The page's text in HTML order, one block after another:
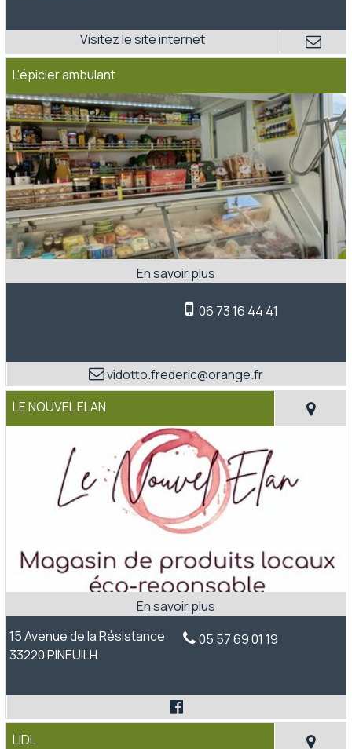
L'épicier ambulant
06 73 16 44 41
vidotto.frederic@orange.fr
LE NOUVEL ELAN
15 Avenue de la Résistance
33220 PINEUILH
05 57 69 01 19
LIDL